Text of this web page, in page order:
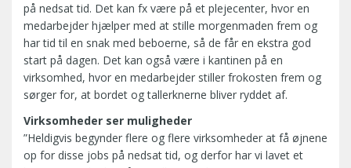
på nedsat tid. Det kan fx være på et plejecenter, hvor en
medarbejder hjælper med at stille morgenmaden frem og
har tid til en snak med beboerne, så de får en ekstra god
start på dagen. Det kan også være i kantinen på en
virksomhed, hvor en medarbejder stiller frokosten frem og
sørger for, at bordet og tallerknerne bliver ryddet af.
Virksomheder ser muligheder
”Heldigvis begynder flere og flere virksomheder at få øjnene
op for disse jobs på nedsat tid, og derfor har vi lavet et